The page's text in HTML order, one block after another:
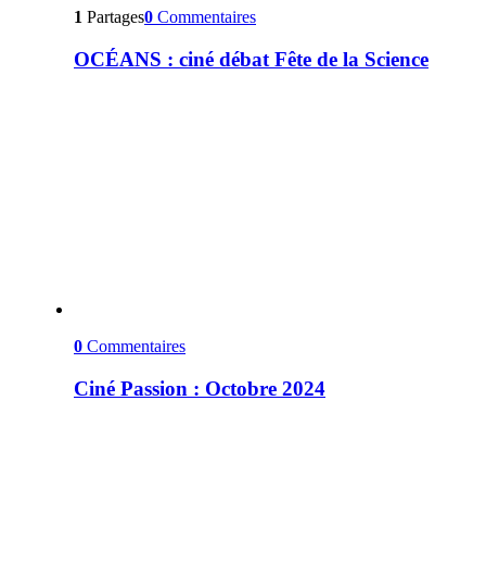
1 Partages0 Commentaires
OCÉANS : ciné débat Fête de la Science
0 Commentaires
Ciné Passion : Octobre 2024